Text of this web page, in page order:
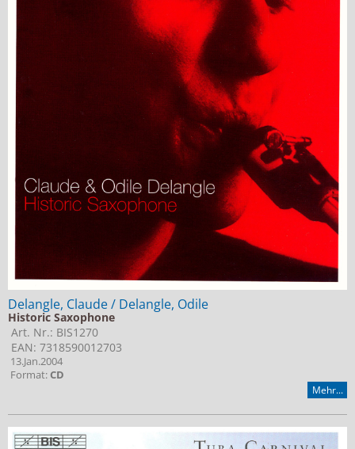
Delangle, Claude / Delangle, Odile
Historic Saxophone
Art. Nr.: BIS1270
EAN: 7318590012703
13.Jan.2004
Format:CD
Mehr...